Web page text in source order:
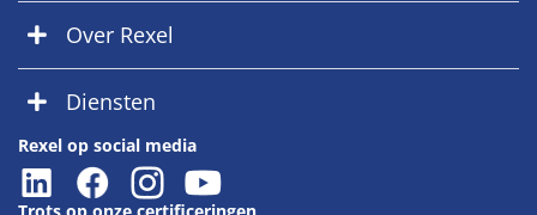
Over Rexel
Diensten
Rexel op social media